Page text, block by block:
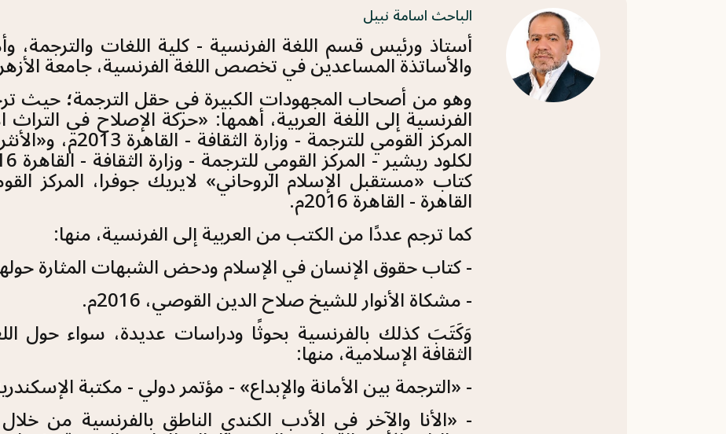
الباحث اسامة نبيل
أستاذ ورئيس قسم اللغة الفرنسية - كلية اللغات والترجمة،
والأساتذة المساعدين في تخصص اللغة الفرنسية، جامعة
وهومن أصحاب المجهودات الكبيرة في حقل الترجمة؛ حيث
الفرنسية إلى اللغة العربية، أهمها: «حركة الإصلاح في
المركز القومي
كتاب «مستقبل الإسلام الروحاني» لايريك جوفرا، المركز
القاهرة - القاهرة 2016م.
كما ترجم عددًا من الكتب من العربية إلى الفرنسية، منها:
- كتاب حقوق الإنسان في الإسلام ودحض الشبهات المثارة حولها،
- مشكاة الأنوار للشيخ صلاح الدين القوصي، 2016م.
وَكَتَبَ كذلك بالفرنسية بحوثًا ودراسات عديدة، سواء حول
الثقافة الإسلامية، منها:
- «الترجمة بين الأمانة والإبداع» - مؤتمر دولي - مكتبة الإسكندرية -
- «الأنا والآخر في الأدب الكندي الناطق بالفرنسية من